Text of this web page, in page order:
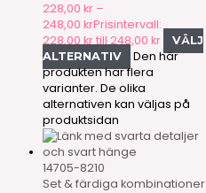
228,00 kr –
248,00 krPrisintervall:
228,00 kr till 248,00 kr
VÄLJ
ALTERNATIV
Den här
produkten har flera
varianter. De olika
alternativen kan väljas på
produktsidan
14705-8210
Set & färdiga kombinationer